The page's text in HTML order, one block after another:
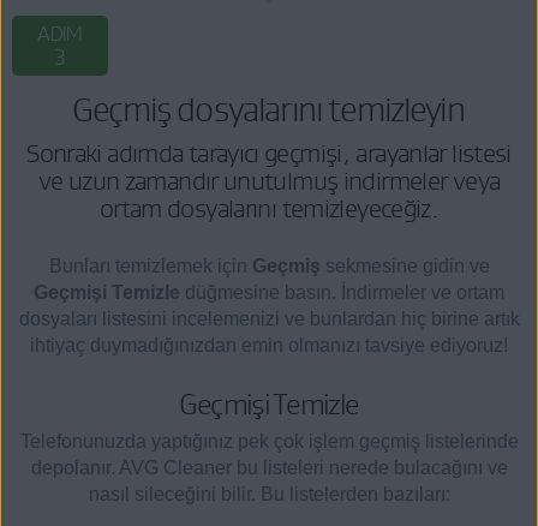
ADIM
3
Geçmiş dosyalarını temizleyin
Sonraki adımda tarayıcı geçmişi, arayanlar listesi
ve uzun zamandır unutulmuş indirmeler veya
ortam dosyalarını temizleyeceğiz.
Bunları temizlemek için Geçmiş sekmesine gidin ve
Geçmişi Temizle düğmesine basın. İndirmeler ve ortam
dosyaları listesini incelemenizi ve bunlardan hiç birine artık
ihtiyaç duymadığınızdan emin olmanızı tavsiye ediyoruz!
Geçmişi Temizle
Telefonunuzda yaptığınız pek çok işlem geçmiş listelerinde
depolanır. AVG Cleaner bu listeleri nerede bulacağını ve
nasıl sileceğini bilir. Bu listelerden bazıları: